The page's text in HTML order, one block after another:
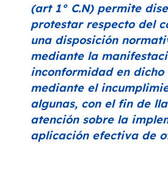
(art 1° C.N) permite
protestar respecto del
una disposición
mediante la
inconformidad en dicho
mediante el
algunas, con el fin de
atención sobre la
aplicación efectiva de